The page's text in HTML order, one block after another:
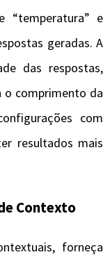
“temperatura” e
geradas. A
das respostas,
comprimento da
com
resultados mais
Contexto
forneça